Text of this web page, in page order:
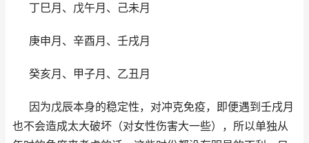
丁巳月、戊午月、己未月
庚申月、辛酉月、壬戌月
癸亥月、甲子月、乙丑月
因为戊辰本身的稳定性，对冲克免疫，即便遇到壬戌月
也不会造成太大破坏（对女性伤害大一些），所以单独从